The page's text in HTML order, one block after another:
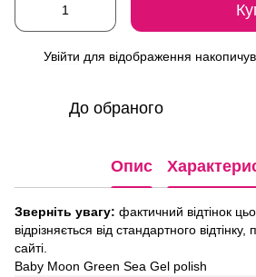
Увійти для відображення
До обраного
Опис
Зверніть увагу: фактичний відтінок
відрізняється від стандартного
сайті.
Baby Moon Green Sea Gel polish